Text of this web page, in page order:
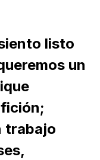
listo
un
trabajo